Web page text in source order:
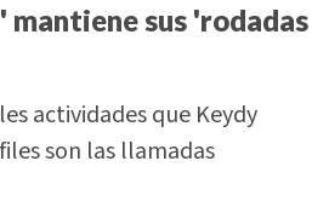
mantiene sus 'rodadas
actividades que Keydy
son las llamadas